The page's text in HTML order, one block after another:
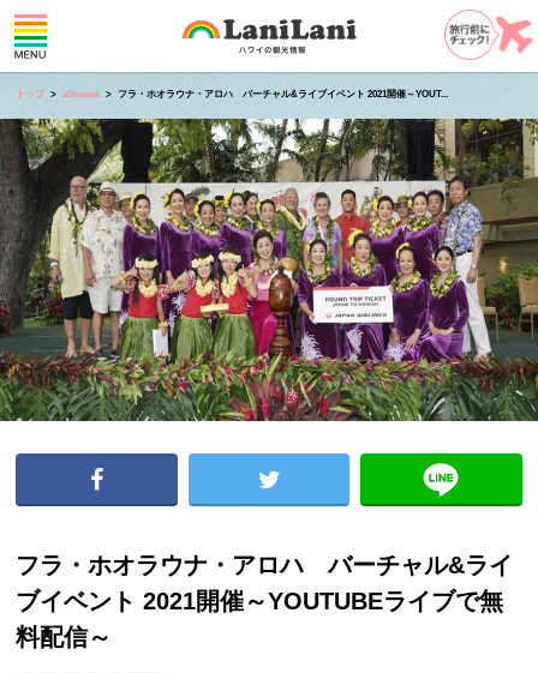
トップ allhawaii フラ・ホオラウナ・アロハ バーチャル&ライブイベント 2021開催～YOUT...
フラ・ホオラウナ・アロハ バーチャル&ライ
ブイベント 2021開催～YOUTUBEライブで無
料配信～